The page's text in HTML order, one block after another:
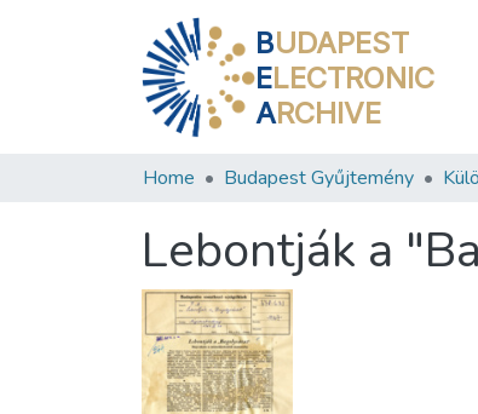
BUDAPEST
ELECTRONIC
ARCHIVE
Home Budapest Gyűjtemény
Lebontják a